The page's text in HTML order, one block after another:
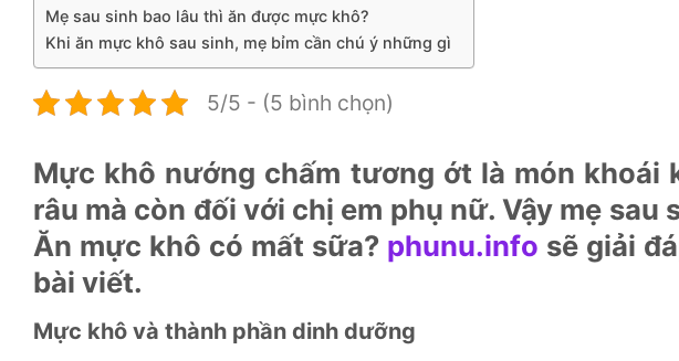
Mẹ sau sinh bao lâu thì ăn được mực khô?
Khi ăn mực khô sau sinh, mẹ bỉm cần chú ý những gì
5/5 - (5 bình chọn)
Mực khô nướng chấm tương ớt là món khoái
râu mà còn đối với chị em phụ nữ. Vậy mẹ
Ăn mực khô có mất sữa? phunu.info sẽ giải
bài viết.
Mực khô và thành phần dinh dưỡng